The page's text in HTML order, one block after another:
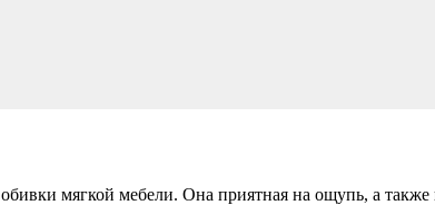
мягкой мебели. Она приятная на ощупь, а